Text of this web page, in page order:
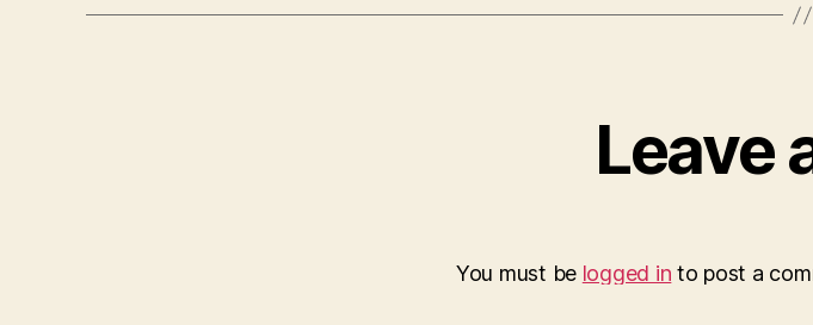
Leave
You must be logged in to post a